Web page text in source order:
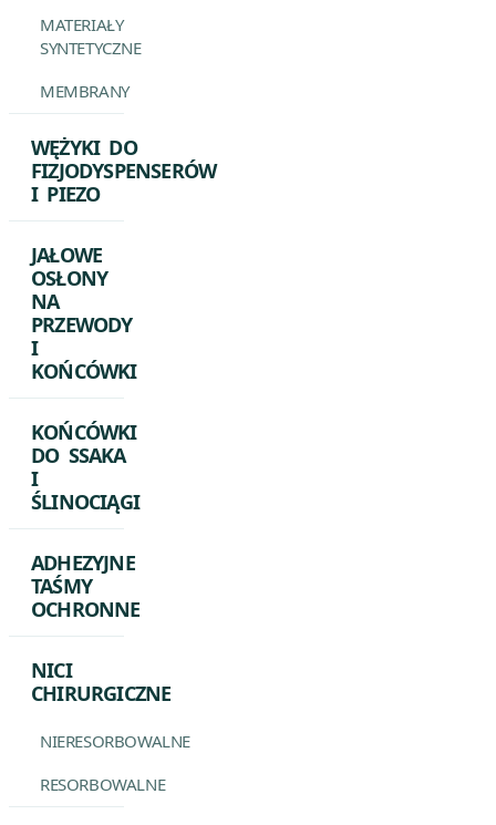
MATERIAŁY
SYNTETYCZNE
MEMBRANY
WĘŻYKI DO
FIZJODYSPENSERÓW
I PIEZO
JAŁOWE
OSŁONY
NA
PRZEWODY
I
KOŃCÓWKI
KOŃCÓWKI
DO SSAKA
I
ŚLINOCIĄGI
ADHEZYJNE
TAŚMY
OCHRONNE
NICI
CHIRURGICZNE
NIERESORBOWALNE
RESORBOWALNE